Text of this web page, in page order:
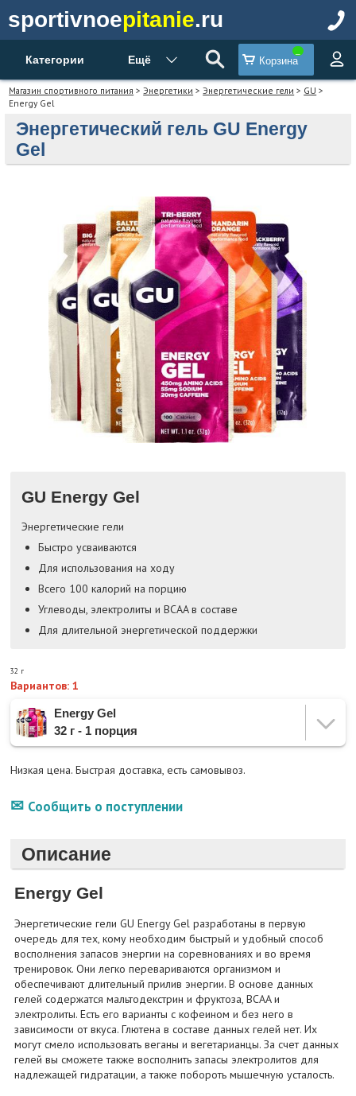
sportivnoepitanie.ru
Категории Ещё Корзина
Магазин спортивного питания >Энергетики >Энергетические гели > GU >
Energy Gel
Энергетический гель GU Energy
Gel
GU Energy Gel
Энергетические гели
Быстро усваиваются
Для использования на ходу
Всего 100 калорий на порцию
Углеводы, электролиты и BCAA в составе
Для длительной энергетической поддержки
32 г
Вариантов: 1
Energy Gel
32 г - 1 порция
Низкая цена. Быстрая доставка, есть самовывоз.
Сообщить о поступлении
Описание
Energy Gel
Энергетические гели GU Energy Gel разработаны в первую
очередь для тех, кому необходим быстрый и удобный способ
восполнения запасов энергии на соревнованиях и во время
тренировок. Они легко перевариваются организмом и
обеспечивают длительный прилив энергии. В основе данных
гелей содержатся мальтодекстрин и фруктоза, BCAA и
электролиты. Есть его варианты с кофеином и без него в
зависимости от вкуса. Глютена в составе данных гелей нет. Их
могут смело использовать веганы и вегетарианцы. За счет данных
гелей вы сможете также восполнить запасы электролитов для
надлежащей гидратации, а также побороть мышечную усталость.